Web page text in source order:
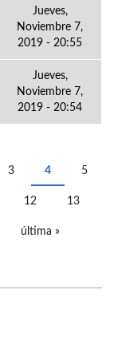
Jueves,
Noviembre 7,
2019 - 20:55
Jueves,
Noviembre 7,
2019 - 20:54
3 4 5
12 13
última »